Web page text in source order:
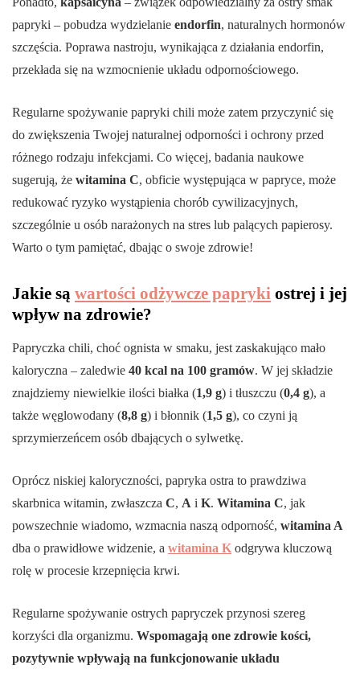
papryki – pobudza wydzielanie endorfin, naturalnych hormonów
szczęścia. Poprawa nastroju, wynikająca z działania endorfin,
przekłada się na wzmocnienie układu odpornościowego.
Regularne spożywanie papryki chili może zatem przyczynić się
do zwiększenia Twojej naturalnej odporności i ochrony przed
różnego rodzaju infekcjami. Co więcej, badania naukowe
sugerują, że witamina C, obficie występująca w papryce, może
redukować ryzyko wystąpienia chorób cywilizacyjnych,
szczególnie u osób narażonych na stres lub palących papierosy.
Warto o tym pamiętać, dbając o swoje zdrowie!
Jakie są wartości odżywcze papryki ostrej i jej
wpływ na zdrowie?
Papryczka chili, choć ognista w smaku, jest zaskakująco mało
kaloryczna – zaledwie 40 kcal na 100 gramów. W jej składzie
znajdziemy niewielkie ilości białka (1,9 g) i tłuszczu (0,4 g), a
także węglowodany (8,8 g) i błonnik (1,5 g), co czyni ją
sprzymierzeńcem osób dbających o sylwetkę.
Oprócz niskiej kaloryczności, papryka ostra to prawdziwa
skarbnica witamin, zwłaszcza C, A i K. Witamina C, jak
powszechnie wiadomo, wzmacnia naszą odporność, witamina A
dba o prawidłowe widzenie, a witamina K odgrywa kluczową
rolę w procesie krzepnięcia krwi.
Regularne spożywanie ostrych papryczek przynosi szereg
korzyści dla organizmu. Wspomagają one zdrowie kości,
pozytywnie wpływają na funkcjonowanie układu